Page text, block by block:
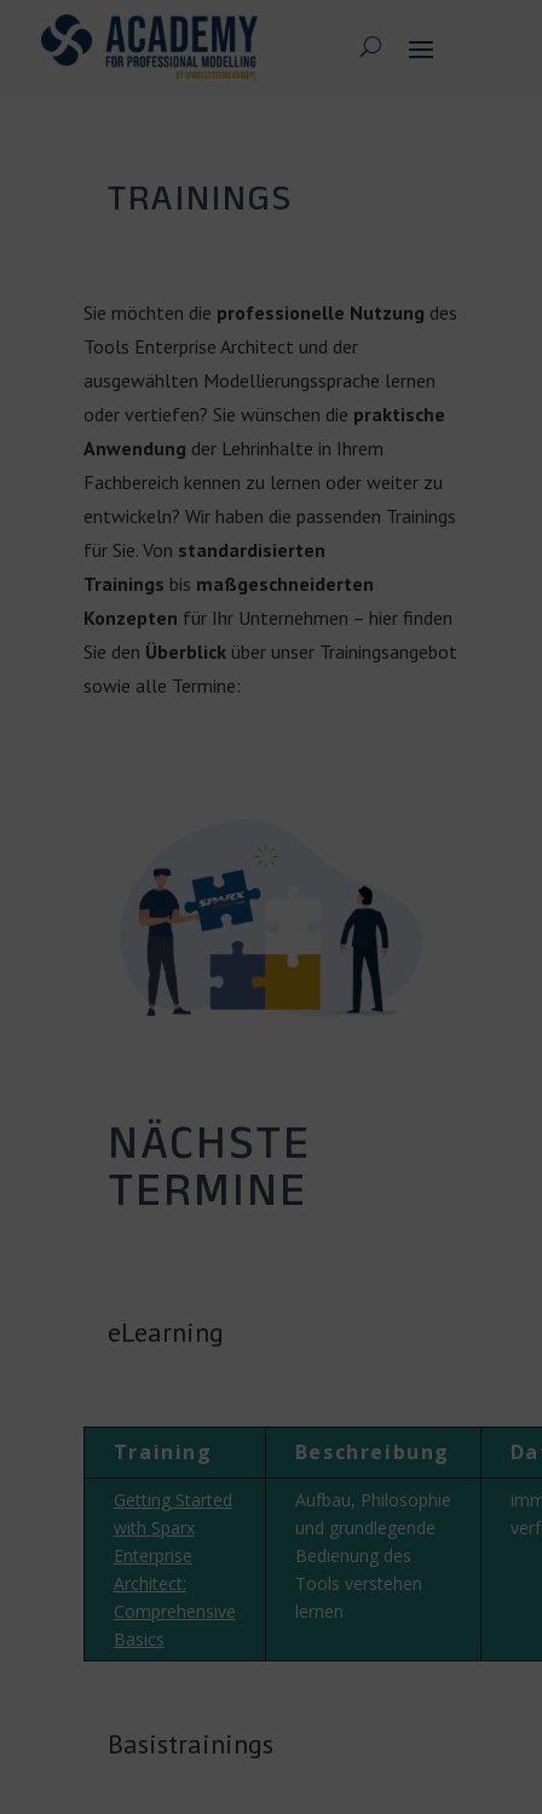
TRAININGS
Sie möchten die professionelle Nutzung des
Tools Enterprise Architect und der
ausgewählten Modellierungssprache lernen
oder vertiefen? Sie wünschen die praktische
Anwendung der Lehrinhalte in Ihrem
Fachbereich kennen zu lernen oder weiter zu
entwickeln? Wir haben die passenden Trainings
für Sie. Von standardisierten
Trainings bis maßgeschneiderten
Konzepten für Ihr Unternehmen – hier finden
Sie den Überblicküber unser Trainingsangebot
sowie alle Termine:
NÄCHSTE
TERMINE
eLearning
Training Beschreibung
Getting Started
with Sparx
Enterprise
Architect:
Comprehensive
Basics
Aufbau, Philosophie
und grundlegende
Bedienung des
Tools verstehen
lernen
Basistrainings